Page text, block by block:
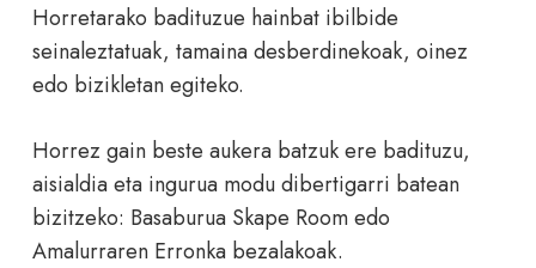
Horretarako badituzue hainbat ibilbide
seinaleztatuak, tamaina desberdinekoak, oinez
edo bizikletan egiteko.
Horrez gain beste aukera batzuk ere badituzu,
aisialdia eta ingurua modu dibertigarri batean
bizitzeko: Basaburua Skape Room edo
Amalurraren Erronka bezalakoak.